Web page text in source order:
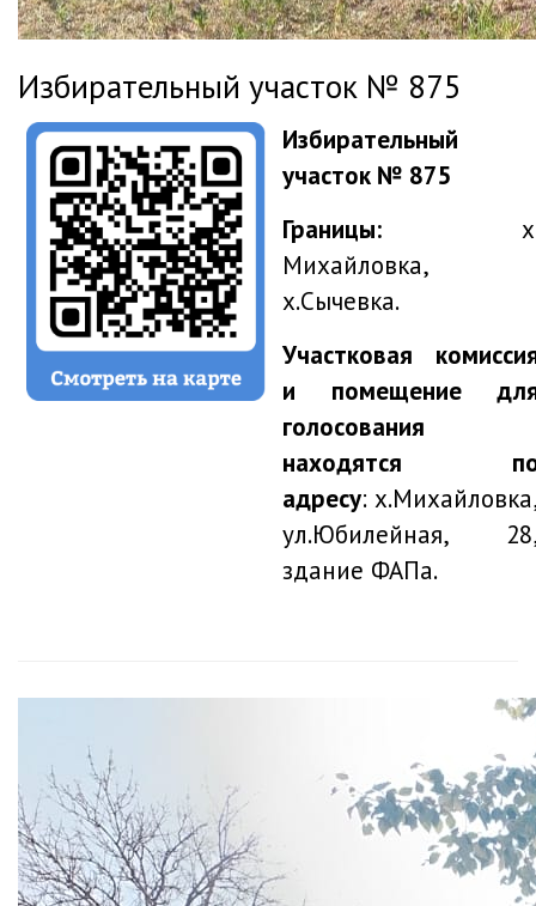
Избирательный участок № 875
Избирательный
участок № 875
Границы:
Михайловка,
х.Сычевка.
Участковая
и помещение
голосования
находятся
адресу:
ул.Юбилейная,
здание ФАПа.